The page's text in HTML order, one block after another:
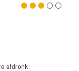
afdronk